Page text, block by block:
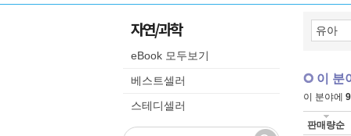
자연/과학
eBook 모두보기
베스트셀러
스테디셀러
이 분
이 분야에
판매량순